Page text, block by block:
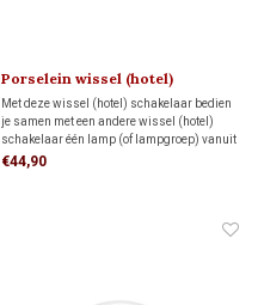
Porselein wissel (hotel)
schakelaar 1910
Met deze wissel (hotel) schakelaar bedien
je samen met een andere wissel (hotel)
schakelaar één lamp (of lampgroep) vanuit
twee plaatsen. Voor een veilige en stabiele
€44,90